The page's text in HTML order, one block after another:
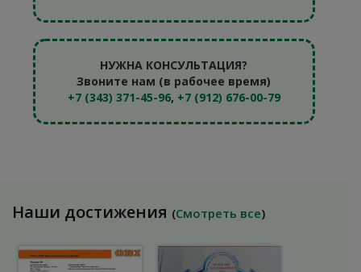
НУЖНА КОНСУЛЬТАЦИЯ?
Звоните нам (в рабочее время)
+7 (343) 371-45-96, +7 (912) 676-00-79
Наши достижения (Смотреть все)